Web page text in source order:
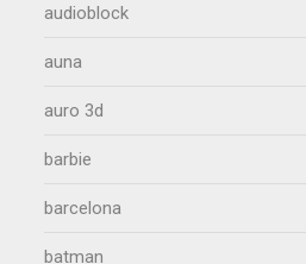
audioblock
auna
auro 3d
barbie
barcelona
batman